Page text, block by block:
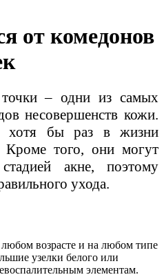
от комедонов
– одни из самых
несовершенств кожи.
хотя бы раз в жизни
Кроме того, они могут
акне, поэтому
ухода.
возрасте и на любом типе
узелки белого или
элементам.